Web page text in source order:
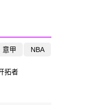
意甲 NBA
拓者